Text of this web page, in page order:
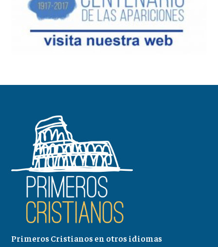
Primeros Cristianos en otros idiomas